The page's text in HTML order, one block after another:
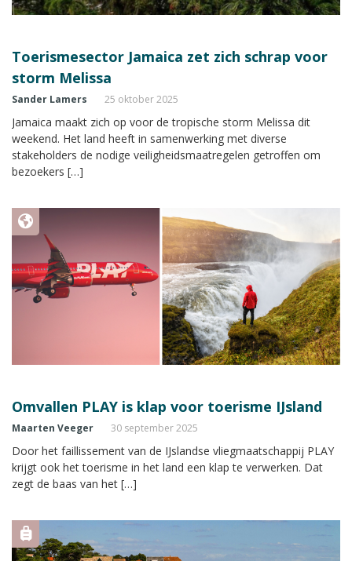
Toerismesector Jamaica zet zich schrap voor
storm Melissa
Sander Lamers 25 oktober 2025
Jamaica maakt zich op voor de tropische storm Melissa dit
weekend. Het land heeft in samenwerking met diverse
stakeholders de nodige veiligheidsmaatregelen getroffen om
bezoekers […]
Omvallen PLAY is klap voor toerisme IJsland
Maarten Veeger 30 september 2025
Door het faillissement van de IJslandse vliegmaatschappij PLAY
krijgt ook het toerisme in het land een klap te verwerken. Dat
zegt de baas van het […]